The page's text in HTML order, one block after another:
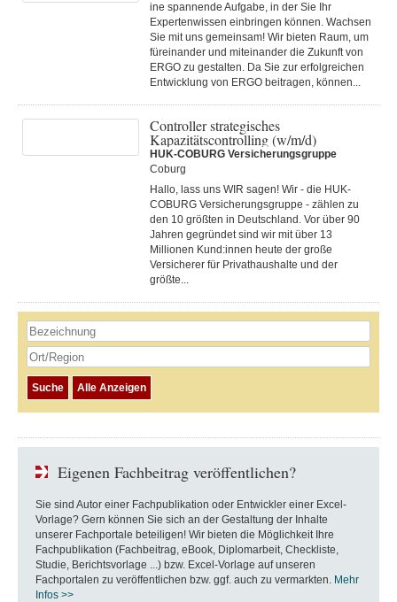
ine spannende Aufgabe, in der Sie Ihr
Expertenwissen einbringen können. Wachsen
Sie mit uns gemeinsam! Wir bieten Raum, um
füreinander und miteinander die Zukunft von
ERGO zu gestalten. Da Sie zur erfolgreichen
Entwicklung von ERGO beitragen, können...
Controller strategisches
Kapazitätscontrolling (w/m/d)
HUK-COBURG Versicherungsgruppe
Coburg
Hallo, lass uns WIR sagen! Wir - die HUK-
COBURG Versicherungsgruppe - zählen zu
den 10 größten in Deutschland. Vor über 90
Jahren gegründet sind wir mit über 13
Millionen Kund:innen heute der große
Versicherer für Privathaushalte und der
größte...
Eigenen Fachbeitrag veröffentlichen?
Sie sind Autor einer Fachpublikation oder Entwickler einer Excel-
Vorlage? Gern können Sie sich an der Gestaltung der Inhalte
unserer Fachportale beteiligen! Wir bieten die Möglichkeit Ihre
Fachpublikation (Fachbeitrag, eBook, Diplomarbeit, Checkliste,
Studie, Berichtsvorlage ...) bzw. Excel-Vorlage auf unseren
Fachportalen zu veröffentlichen bzw. ggf. auch zu vermarkten. Mehr
Infos >>